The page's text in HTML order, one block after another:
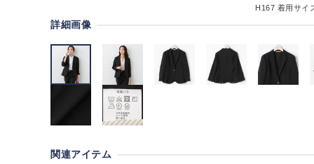
H167 着用サイ
詳細画像
関連アイテム